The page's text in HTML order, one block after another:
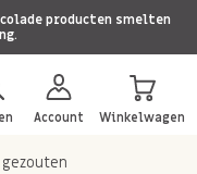
producten smelten
Account Winkelwagen